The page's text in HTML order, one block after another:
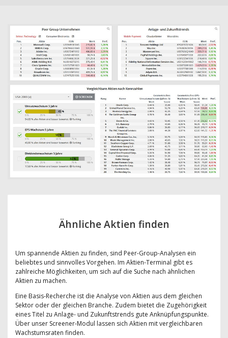
Ähnliche Aktien finden
Um spannende Aktien zu finden, sind Peer-Group-Analysen ein
beliebtes und sinnvolles Vorgehen. Im Aktien-Terminal gibt es
zahlreiche Möglichkeiten, um sich auf die Suche nach ähnlichen
Aktien zu machen.
Eine Basis-Recherche ist die Analyse von Aktien aus dem gleichen
Sektor oder der gleichen Branche. Zudem bietet die Zugehörigkeit
eines Titel zu Anlage- und Zukunftstrends gute Anknüpfungspunkte.
Über unser Screener-Modul lassen sich Aktien mit vergleichbaren
Wachstumsraten finden.